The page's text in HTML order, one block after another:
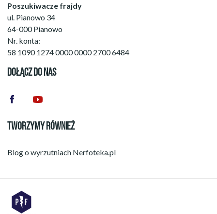
Poszukiwacze frajdy
ul. Pianowo 34
64-000 Pianowo
Nr. konta:
58 1090 1274 0000 0000 2700 6484
DOŁĄCZ DO NAS
TWORZYMY RÓWNIEŻ
Blog o wyrzutniach Nerfoteka.pl